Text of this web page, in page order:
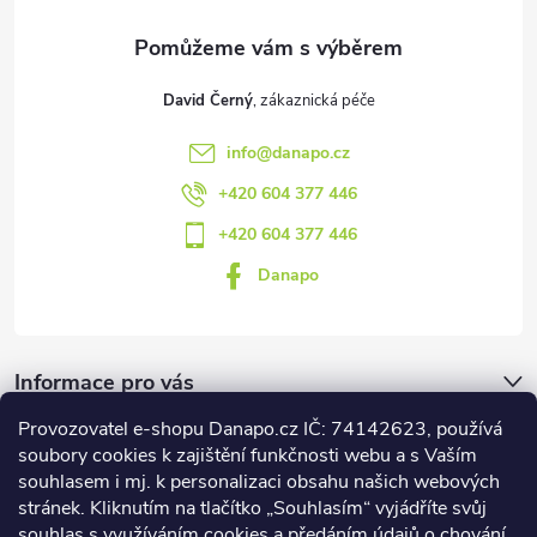
Provozovatel e-shopu Danapo.cz IČ: 74142623, používá
soubory cookies k zajištění funkčnosti webu a s Vaším
souhlasem i mj. k personalizaci obsahu našich webových
stránek. Kliknutím na tlačítko „Souhlasím“ vyjádříte svůj
David Černý
info@danapo.cz
+420 604 377 446
+420 604 377 446
Danapo
Informace pro vás
Dotazník
Co upřednosťnujete?